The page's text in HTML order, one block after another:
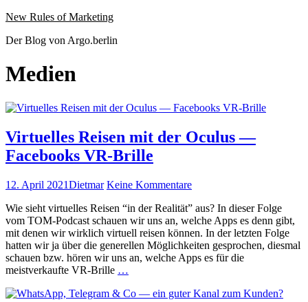
Website
geladen
Zum
springen
New Rules of Marketing
Der Blog von Argo.berlin
Medien
Virtuelles Reisen mit der Oculus —
Facebooks VR-Brille
Veröffentlicht
12. April 2021Autor
Dietmar Keine Kommentarezu
Reisen
mit
der
Oculus
—
Brille
Wie sieht virtuelles Reisen “in der Real­ität” aus? In dieser Folge
vom TOM-Pod­­cast schauen wir uns an, welche Apps es denn gibt,
mit denen wir wirk­lich virtuell reisen kön­nen. In der let­zten Folge
hat­ten wir ja über die generellen Möglichkeit­en gesprochen, dies­mal
schauen bzw. hören wir uns an, welche Apps es für die
meistverkaufte VR-Brille …
mit